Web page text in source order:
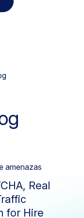
amenazas
Real
for Hire